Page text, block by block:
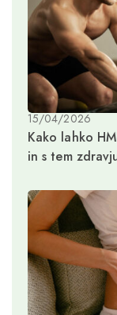
15/04/2026
Kako lahko
in s tem